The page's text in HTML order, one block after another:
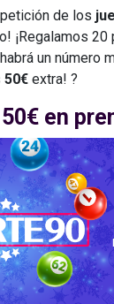
de los
¡Regalamos
un número
50€ extra! ?
en